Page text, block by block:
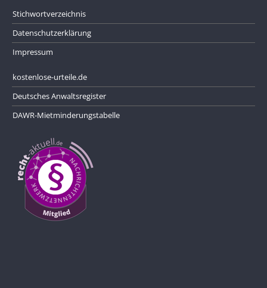
Stichwortverzeichnis
Datenschutzerklärung
Impressum
kostenlose-urteile.de
Deutsches Anwaltsregister
DAWR-Mietminderungstabelle